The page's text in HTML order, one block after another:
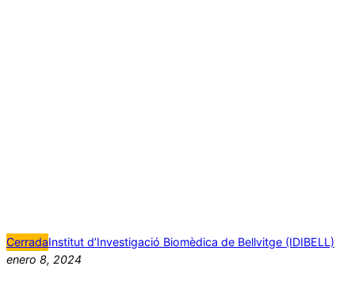
CerradaInstitut d’Investigació Biomèdica de Bellvitge (IDIBELL)
enero 8, 2024